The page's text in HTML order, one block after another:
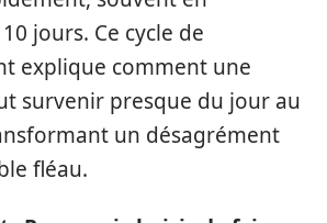
jours. Ce cycle de
explique comment une
survenir presque du jour au
un désagrément
fléau.